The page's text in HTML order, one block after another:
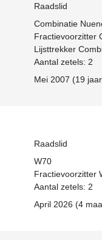
Raadslid
Combinatie
Fractievoorzitter
Lijsttrekker
Aantal zetels: 2
Mei 2007 (19
Raadslid
W70
Fractievoorzitter
Aantal zetels: 2
April 2026 (4